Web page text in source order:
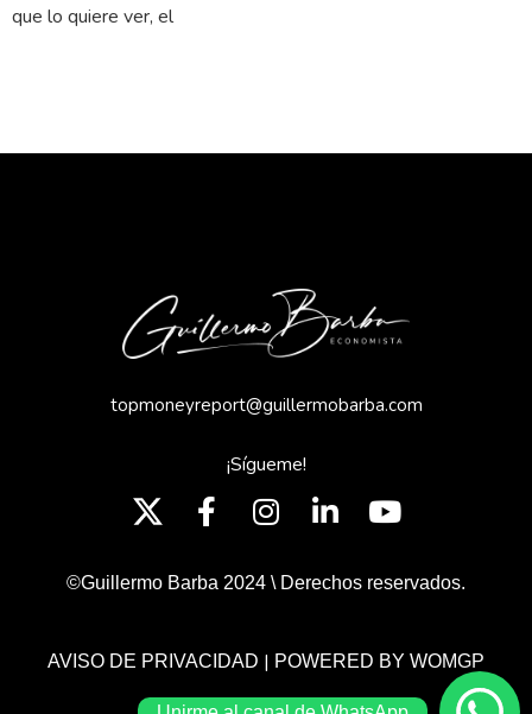
que lo quiere ver, el
topmoneyreport@guillermobarba.com
¡Sígueme!
©Guillermo Barba 2024 \ Derechos reservados.
AVISO DE PRIVACIDAD | POWERED BY WOMGP